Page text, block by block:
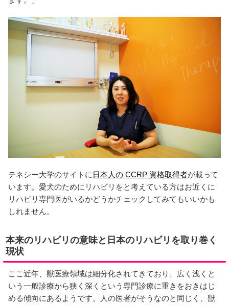
テネシー大学のサイトに 日本人の CCRP 資格取得者が載って
います。愛犬のためにリハビリをと考えている方はお近くに
リハビリ専門医がいるかどうかチェックしてみてもいいかも
しれません。
本来のリハビリの意味と日本のリハビリを取り巻く
現状
ここ近年、獣医療領域は細分化されてきており、広く浅くと
いう一般診療から狭く深くという専門診療に重きをおきはじ
める傾向にあるようです。人の医者がそうなのと同じく、獣